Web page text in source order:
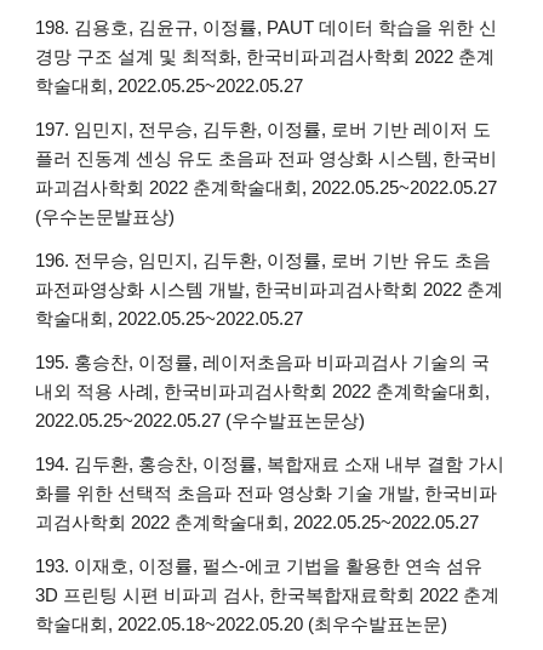
198. 김용호, 김윤규, 이정률, PAUT 데이터 학습을 위한 신
경망 구조 설계 및 최적화, 한국비파괴검사학회 2022 춘계
학술대회, 2022.05.25~2022.05.27
197. 임민지, 전무승, 김두환, 이정률, 로버 기반 레이저 도
플러 진동계 센싱 유도 초음파 전파 영상화 시스템, 한국비
파괴검사학회 2022 춘계학술대회, 2022.05.25~2022.05.27
(우수논문발표상)
196. 전무승, 임민지, 김두환, 이정률, 로버 기반 유도 초음
파전파영상화 시스템 개발, 한국비파괴검사학회 2022 춘계
학술대회, 2022.05.25~2022.05.27
195. 홍승찬, 이정률, 레이저초음파 비파괴검사 기술의 국
내외 적용 사례, 한국비파괴검사학회 2022 춘계학술대회,
2022.05.25~2022.05.27 (우수발표논문상)
194. 김두환, 홍승찬, 이정률, 복합재료 소재 내부 결함 가시
화를 위한 선택적 초음파 전파 영상화 기술 개발, 한국비파
괴검사학회 2022 춘계학술대회, 2022.05.25~2022.05.27
193. 이재호, 이정률, 펄스-에코 기법을 활용한 연속 섬유
3D 프린팅 시편 비파괴 검사, 한국복합재료학회 2022 춘계
학술대회, 2022.05.18~2022.05.20 (최우수발표논문)